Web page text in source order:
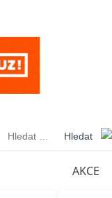
Vyhledávání
AKCE